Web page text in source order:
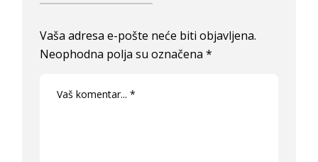
Vaša adresa e-pošte neće biti objavljena.
Neophodna polja su označena*